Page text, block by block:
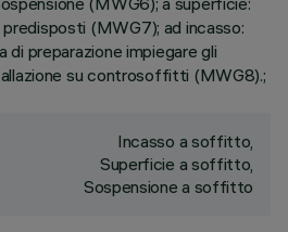
(MWG7); ad incasso:
di preparazione impiegare gli
su controsoffitti (MWG8).;
Incasso a soffitto,
Superficie a soffitto,
Sospensione a soffitto